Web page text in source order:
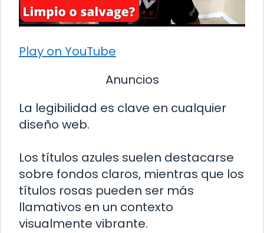
Play on YouTube
Anuncios
La legibilidad es clave en cualquier
diseño web.
Los títulos azules suelen destacarse
sobre fondos claros, mientras que los
títulos rosas pueden ser más
llamativos en un contexto
visualmente vibrante.